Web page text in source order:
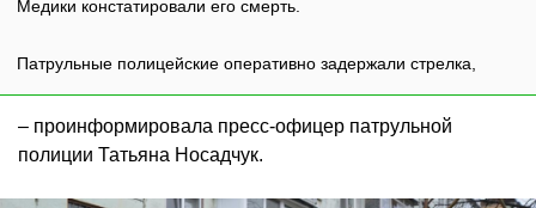
Медики констатировали его смерть.
Патрульные полицейские оперативно задержали стрелка,
– проинформировала пресс-офицер патрульной
полиции Татьяна Носадчук.